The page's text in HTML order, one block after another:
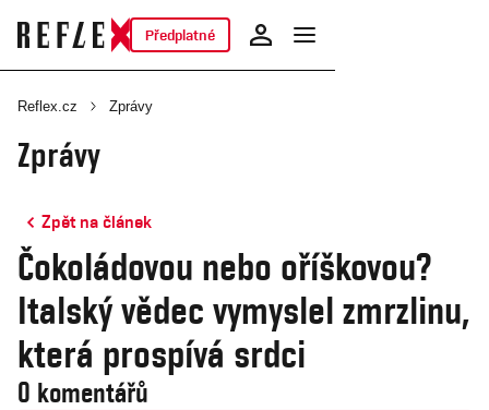
Předplatné
Reflex.cz Zprávy
Zprávy
Zpět na článek
Čokoládovou nebo oříškovou?
Italský vědec vymyslel zmrzlinu,
která prospívá srdci
0 komentářů